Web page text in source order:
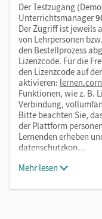
Der Testzugang
Unterrichtsmanager
Der Zugriff ist jeweils
von Lehrpersonen
den Bestellprozess
Lizenzcode. Für die
den Lizenzcode auf
aktivieren:
Funktionen, wie z. B.
Verbindung,
Bitte beachten Sie,
der Plattform
Lernenden erheben
datenschutzkon…
Mehr lesen